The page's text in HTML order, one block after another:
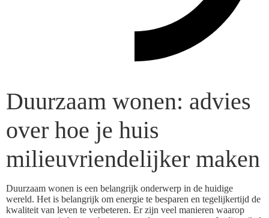
Duurzaam wonen: advies
over hoe je huis
milieuvriendelijker maken
Duurzaam wonen is een belangrijk onderwerp in de huidige
wereld. Het is belangrijk om energie te besparen en tegelijkertijd de
kwaliteit van leven te verbeteren. Er zijn veel manieren waarop